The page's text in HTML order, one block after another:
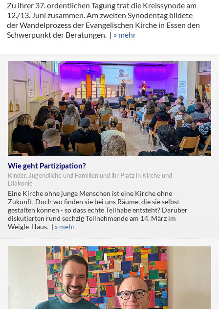
Zu ihrer 37. ordentlichen Tagung trat die Kreissynode am
12./13. Juni zusammen. Am zweiten Synodentag bildete
der Wandelprozess der Evangelischen Kirche in Essen den
Schwerpunkt der Beratungen. | » mehr
Wie geht Partizipation?
Kinder, Jugendliche und Familien und ihr Platz in Kirche und
Diakonie
Eine Kirche ohne junge Menschen ist eine Kirche ohne
Zukunft. Doch wo finden sie bei uns Räume, die sie selbst
gestalten können - so dass echte Teilhabe entsteht? Darüber
diskutierten rund sechzig Teilnehmende am 14. März im
Weigle-Haus. | » mehr